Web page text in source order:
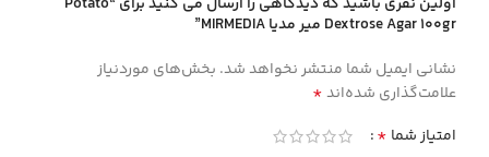
Dextrose Agar 100gr مير مديا MIRMEDIA”
نشانی ایمیل شما منتشر نخواهد شد. بخش‌های موردنیاز
علامت‌گذاری شده‌اند*
امتیاز شما *